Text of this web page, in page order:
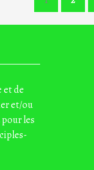
et de
et/ou
les